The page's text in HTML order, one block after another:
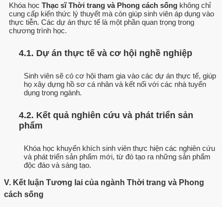
Khóa học Thạc sĩ Thời trang và Phong cách sống không chỉ
cung cấp kiến thức lý thuyết mà còn giúp sinh viên áp dụng vào
thực tiễn. Các dự án thực tế là một phần quan trọng trong
chương trình học.
4.1. Dự án thực tế và cơ hội nghề nghiệp
Sinh viên sẽ có cơ hội tham gia vào các dự án thực tế, giúp
họ xây dựng hồ sơ cá nhân và kết nối với các nhà tuyển
dụng trong ngành.
4.2. Kết quả nghiên cứu và phát triển sản
phẩm
Khóa học khuyến khích sinh viên thực hiện các nghiên cứu
và phát triển sản phẩm mới, từ đó tạo ra những sản phẩm
độc đáo và sáng tạo.
V. Kết luận Tương lai của ngành Thời trang và Phong
cách sống